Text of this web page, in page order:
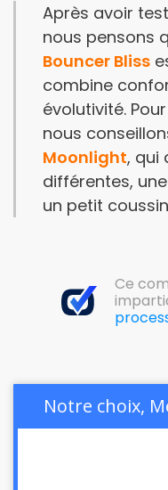
Après avoir
nous pensons
Bouncer Bliss
combine
évolutivité.
nous
Moonlight, qui
différentes,
un petit
Ce
Notre choix,